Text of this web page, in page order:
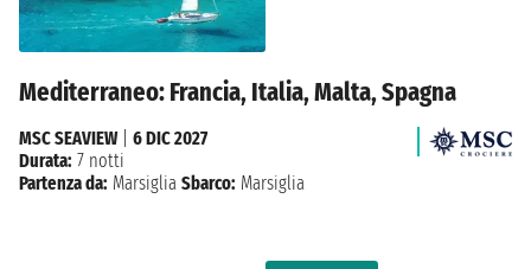
Mediterraneo: Francia, Italia, Malta, Spagna
MSC SEAVIEW| 6 DIC 2027
Durata: 7 notti
Partenza da: Marsiglia Sbarco: Marsiglia